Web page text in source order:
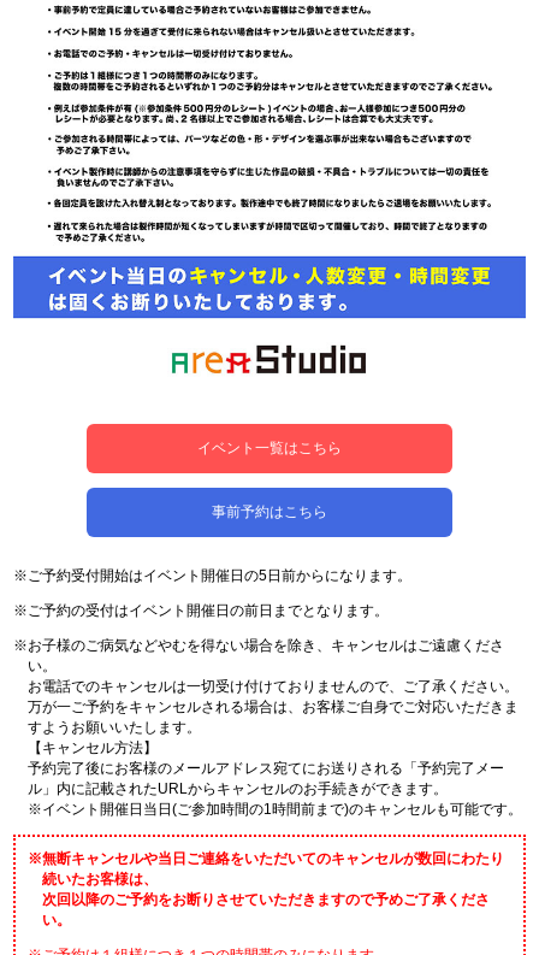
イベント一覧はこちら
事前予約はこちら
※ご予約受付開始はイベント開催日の5日前からになります。
※ご予約の受付はイベント開催日の前日までとなります。
※お子様のご病気などやむを得ない場合を除き、キャンセルはご遠慮くださ
い。
お電話でのキャンセルは⼀切受け付けておりませんので、ご了承ください。
万が⼀ご予約をキャンセルされる場合は、お客様ご⾃⾝でご対応いただきま
すようお願いいたします。
【キャンセル⽅法】
予約完了後にお客様のメールアドレス宛てにお送りされる「予約完了メー
ル」内に記載されたURLからキャンセルのお⼿続きができます。
※イベント開催日当日(ご参加時間の1時間前まで)のキャンセルも可能です。
※無断キャンセルや当日ご連絡をいただいてのキャンセルが数回にわたり
続いたお客様は、
次回以降のご予約をお断りさせていただきますので予めご了承くださ
い。